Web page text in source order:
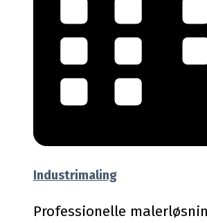
Industrimaling
Professionelle